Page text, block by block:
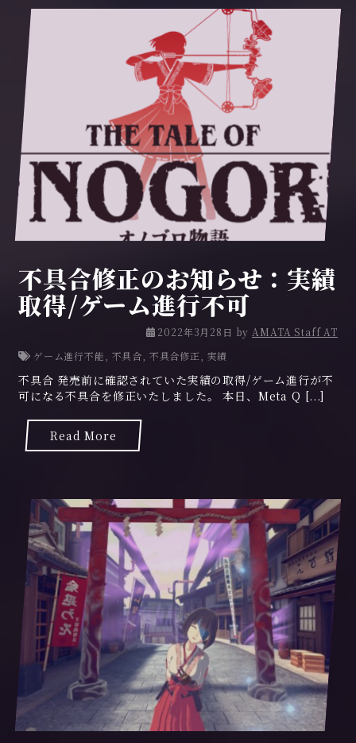
不具合修正のお知らせ：実績
取得/ゲーム進行不可
2022年3月28日 2
2
年
by AMATA Staff AT
ゲーム進行不能
不具合 不具合修正 実績
不具合 発売前に確認されていた実績の取得/ゲーム進行が不
可になる不具合を修正いたしました。 本日、Meta Q [...]
Read More